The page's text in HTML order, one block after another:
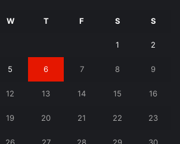
W T F S S
1 2
5 6 7 8 9
12 13 14 15 16
19 20 21 22 23